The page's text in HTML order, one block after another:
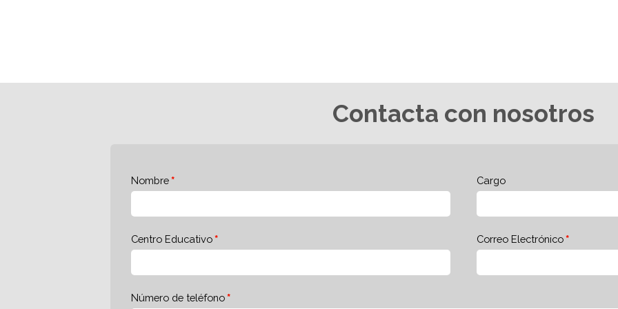
Contacta con nosotros
Nombre Cargo
Centro Educativo Correo Electrónico
Número de teléfono